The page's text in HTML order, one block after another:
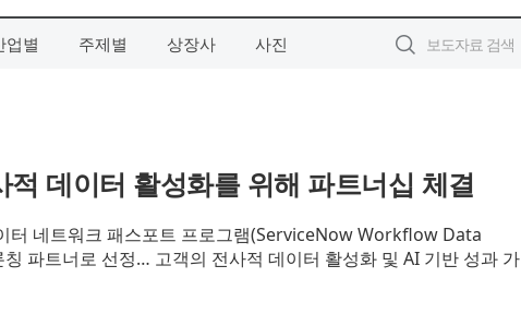
업별 주제별 상장사 사진
데이터 활성화를 위해 파트너십 체결
터 네트워크 패스포트 프로그램(ServiceNow Workflow Data
파트너로 선정… 고객의 전사적 데이터 활성화 및 AI 기반 성과 가